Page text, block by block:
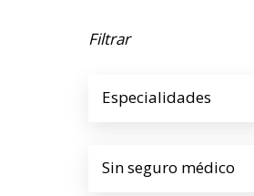
Filtrar
Especialidades
Sin seguro médico